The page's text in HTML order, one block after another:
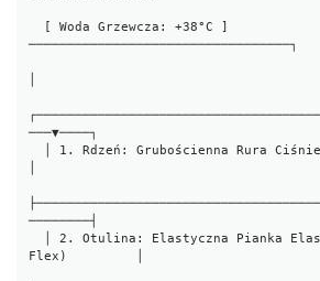
──────────────────────────────────┐
───▼────┐
────────┤
Flex)         │